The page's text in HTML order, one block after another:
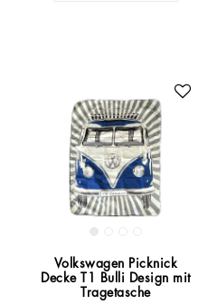
Volkswagen Picknick
Decke T1 Bulli Design mit
Tragetasche